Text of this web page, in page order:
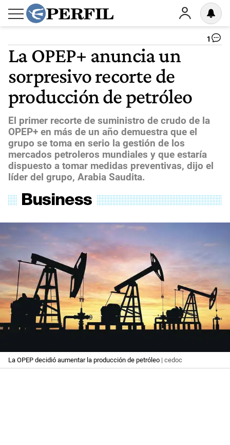
1
La OPEP+ anuncia un
sorpresivo recorte de
producción de petróleo
El primer recorte de suministro de crudo de la
OPEP+ en más de un año demuestra que el
grupo se toma en serio la gestión de los
mercados petroleros mundiales y que estaría
dispuesto a tomar medidas preventivas, dijo el
líder del grupo, Arabia Saudita.
La OPEP decidió aumentar la producción de petróleo | cedoc